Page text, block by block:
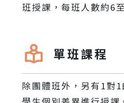
班授課，每班人數約6
單班課程
除團體班外，另有1對